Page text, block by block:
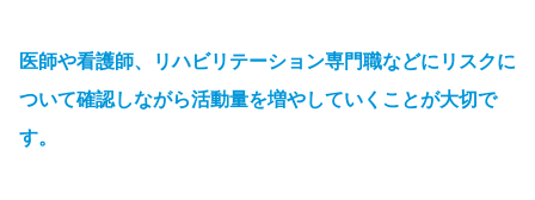
医師や看護師、リハビリテーション専門職などにリスクに
ついて確認しながら活動量を増やしていくことが大切で
す。